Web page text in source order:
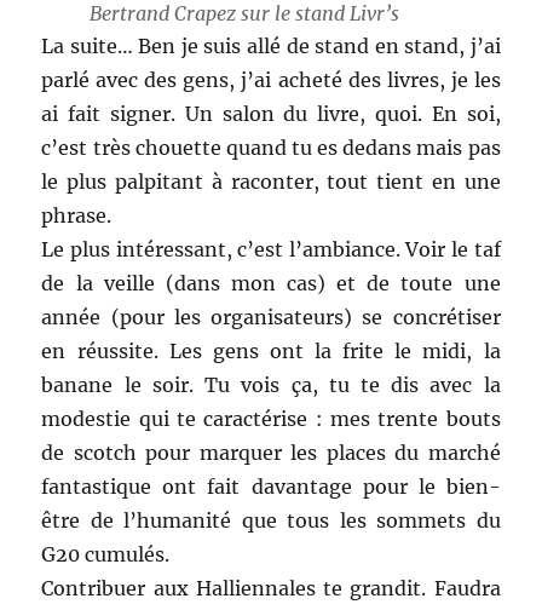
Bertrand Crapez sur le stand Livr’s
La suite… Ben je suis allé de stand en stand, j’ai
parlé avec des gens, j’ai acheté des livres, je les
ai fait signer. Un salon du livre, quoi. En soi,
c’est très chouette quand tu es dedans mais pas
le plus palpitant à raconter, tout tient en une
phrase.
Le plus intéressant, c’est l’ambiance. Voir le taf
de la veille (dans mon cas) et de toute une
année (pour les organisateurs) se concrétiser
en réussite. Les gens ont la frite le midi, la
banane le soir. Tu vois ça, tu te dis avec la
modestie qui te caractérise : mes trente bouts
de scotch pour marquer les places du marché
fantastique ont fait davantage pour le bien-
être de l’humanité que tous les sommets du
G20 cumulés.
Contribuer aux Halliennales te grandit. Faudra